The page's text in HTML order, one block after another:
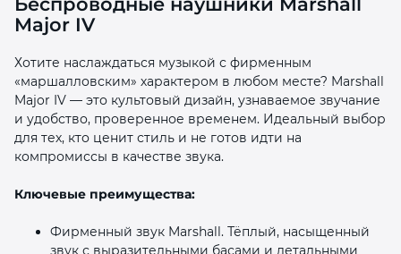
Major IV
Хотите наслаждаться музыкой с фирменным
«маршалловским» характером в любом месте? Marshall
Major IV — это культовый дизайн, узнаваемое звучание
и удобство, проверенное временем. Идеальный выбор
для тех, кто ценит стиль и не готов идти на
компромиссы в качестве звука.
Ключевые преимущества:
Фирменный звук Marshall. Тёплый, насыщенный
звук с выразительными басами и детальными
раз в 2 недели